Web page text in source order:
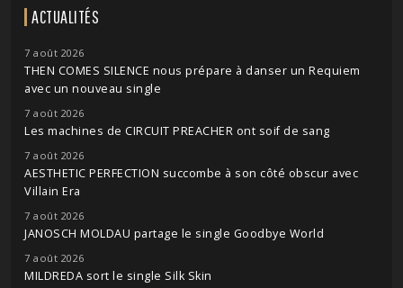
ACTUALITÉS
7 août 2026
THEN COMES SILENCE nous prépare à danser un Requiem
avec un nouveau single
7 août 2026
Les machines de CIRCUIT PREACHER ont soif de sang
7 août 2026
AESTHETIC PERFECTION succombe à son côté obscur avec
Villain Era
7 août 2026
JANOSCH MOLDAU partage le single Goodbye World
7 août 2026
MILDREDA sort le single Silk Skin